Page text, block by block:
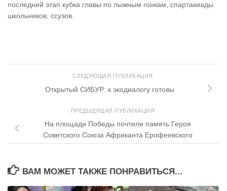
последний этап кубка главы по лыжным гонкам, спартакиады
школьников, ссузов.
СЛЕДУЮЩАЯ ПУБЛИКАЦИЯ
Открытый СИБУР: к экодиалогу готовы
ПРЕДЫДУЩАЯ ПУБЛИКАЦИЯ
На площади Победы почтили память Героя
Советского Союза Африканта Ерофеевского
ВАМ МОЖЕТ ТАКЖЕ ПОНРАВИТЬСЯ...